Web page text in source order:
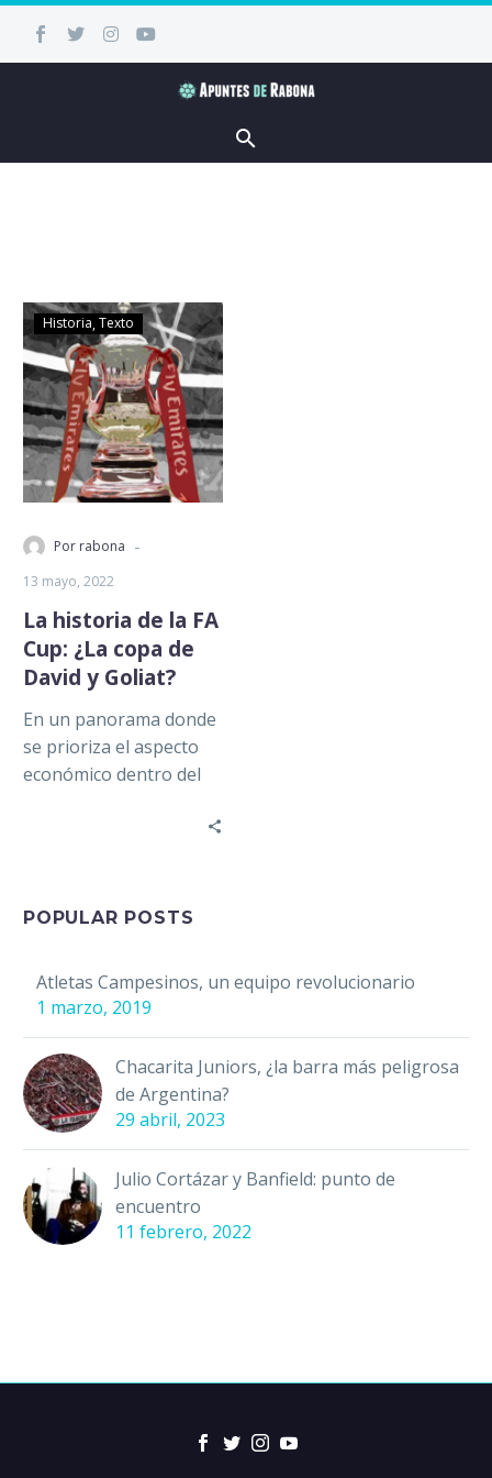
Historia Texto
Por rabona -
13 mayo, 2022
La historia de la FA
Cup: ¿La copa de
David y Goliat?
En un panorama donde
se prioriza el aspecto
económico dentro del
POPULAR POSTS
Atletas Campesinos, un equipo revolucionario
1 marzo, 2019
Chacarita Juniors, ¿la barra más peligrosa
de Argentina?
29 abril, 2023
Julio Cortázar y Banfield: punto de
encuentro
11 febrero, 2022